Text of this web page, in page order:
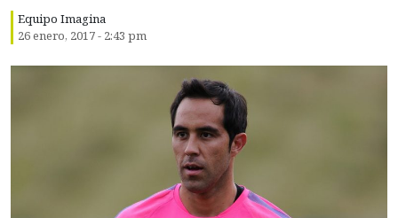
Equipo Imagina
26 enero, 2017 - 2:43 pm